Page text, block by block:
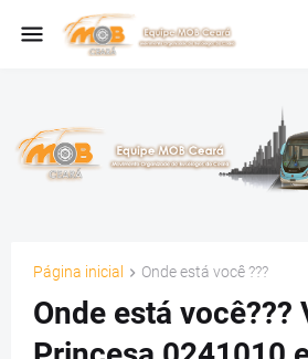
Página inicial Onde está você ???
Onde está você???